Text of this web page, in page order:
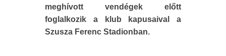
meghívott vendégek előtt
foglalkozik a klub kapusaival a
Szusza Ferenc Stadionban.